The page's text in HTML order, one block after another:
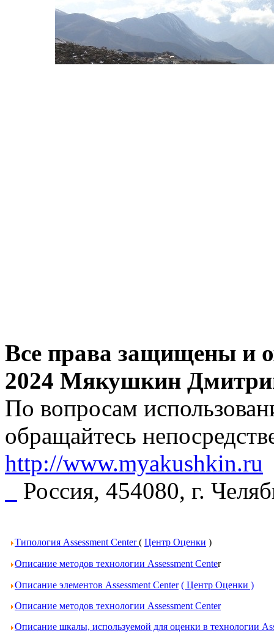
Все права защищены и
2024 Мякушкин
По вопросам
обращайтесь
http://www.myakushkin.ru
Россия, 454080, г.
Типология Assessment Center( Центр Оценки )
Описание методов технологии Assessment Center
Описание элементов Assessment Center ( Центр Оценки )
Описание методов технологии Assessment Center
Описание шкалы, используемой для оценки в технологии